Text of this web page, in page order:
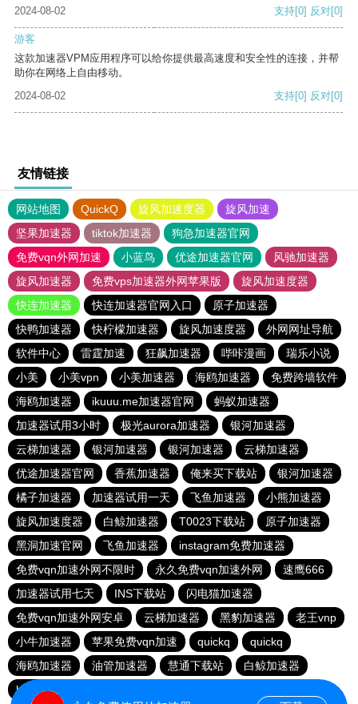
2024-08-02
支持[0] 反对[0]
游客
这款加速器VPM应用程序可以给你提供最高速度和安全性的连接，并帮
助你在网络上自由移动。
2024-08-02
支持[0] 反对[0]
友情链接
网站地图 QuickQ 旋风加速度器
旋风加速
坚果加速器
tiktok加速器
狗急加速器官网
免费vqn外网加速
小蓝鸟 优途加速器官网
风驰加速器
旋风加速器
免费vps加速器外网苹果版
旋风加速度器
快连加速器
快连加速器官网入口
原子加速器
快鸭加速器
快柠檬加速器 旋风加速度器
外网网址导航
软件中心
雷霆加速 狂飙加速器 哔咔漫画
瑞乐小说
小美
小美vpn 小美加速器 海鸥加速器
免费跨墙软件
海鸥加速器
ikuuu.me加速器官网
蚂蚁加速器
加速器试用3小时
极光aurora加速器
银河加速器
云梯加速器
银河加速器 银河加速器
云梯加速器
优途加速器官网
香蕉加速器 俺来买下载站
银河加速器
橘子加速器
加速器试用一天 飞鱼加速器
小熊加速器
旋风加速度器
白鲸加速器 T0023下载站
原子加速器
黑洞加速官网
飞鱼加速器
instagram免费加速器
免费vqn加速外网不限时
永久免费vqn加速外网
速鹰666
加速器试用七天
INS下载站
闪电猫加速器
免费vqn加速外网安卓
云梯加速器 黑豹加速器
老王vnp
小牛加速器
苹果免费vqn加速 quickq
quickq
海鸥加速器
油管加速器 慧通下载站
白鲸加速器
hammer加速器